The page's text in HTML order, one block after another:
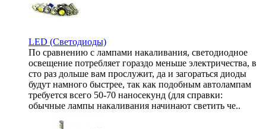
LED (Светодиоды)
По сравнению с лампами накаливания, светодиодное
освещение потребляет гораздо меньше электричества, в
сто раз дольше вам прослужит, да и загораться диоды
будут намного быстрее, так как подобным автолампам
требуется всего 50-70 наносекунд (для справки:
обычные лампы накаливания начинают светить че..